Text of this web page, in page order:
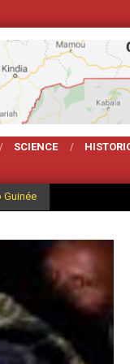
SCIENCE
Guinée